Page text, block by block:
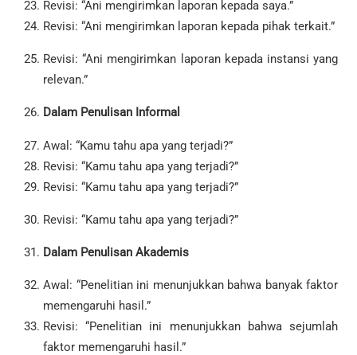
Revisi: “Ani mengirimkan laporan kepada saya.”
Revisi: “Ani mengirimkan laporan kepada pihak terkait.”
Revisi: “Ani mengirimkan laporan kepada instansi yang
relevan.”
Dalam Penulisan Informal
Awal: “Kamu tahu apa yang terjadi?”
Revisi: “Kamu tahu apa yang terjadi?”
Revisi: “Kamu tahu apa yang terjadi?”
Revisi: “Kamu tahu apa yang terjadi?”
Dalam Penulisan Akademis
Awal: “Penelitian ini menunjukkan bahwa banyak faktor
memengaruhi hasil.”
Revisi: “Penelitian ini menunjukkan bahwa sejumlah
faktor memengaruhi hasil.”